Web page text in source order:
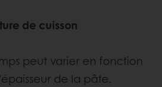
de cuisson
peut varier en fonction
de la pâte.